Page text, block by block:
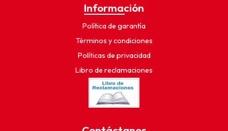
Información
Política de garantía
Términos y condiciones
Políticas de privacidad
Libro de reclamaciones